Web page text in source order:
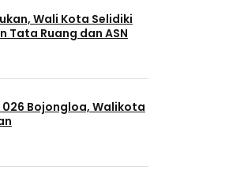
Wali Kota Selidiki
Tata Ruang dan ASN
026 Bojongloa, Walikota